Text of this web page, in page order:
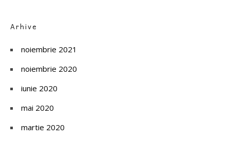
Arhive
noiembrie 2021
noiembrie 2020
iunie 2020
mai 2020
martie 2020